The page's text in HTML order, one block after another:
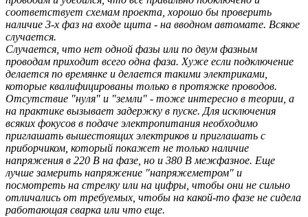
соответствует схемам проекта, хорошо бы проверить
наличие 3-х фаз на входе щита - на вводном автомате. Всякое
случается.
Случается, что нет одной фазы или по двум фазным
проводам приходит всего одна фаза. Хуже если подключение
делается по времянке и делается такими электриками,
которые квалифицированы только в протяжке проводов.
Отсутствие "нуля" и "земли" - тоже интересно в теории, а
на практике вызывает задержку в пуске. Для исключения
всяких фокусов в подаче электропитания необходимо
приглашать вышестоящих электриков и приглашать с
приборчиком, который покажет не только наличие
напряжения в 220 В на фазе, но и 380 В межфазное. Еще
лучше замерить напряжение "напряжеметром" и
посмотреть на стрелку или на цифры, чтобы они не сильно
отличались от требуемых, чтобы на какой-то фазе не сидела
работающая сварка или что еще.